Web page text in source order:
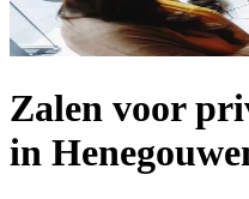
Zalen voor
in